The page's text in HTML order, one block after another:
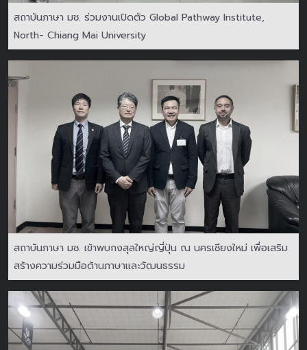
สถาบันภาษา มช. ร่วมงานเปิดตัว Global Pathway Institute,
North- Chiang Mai University
สถาบันภาษา มช. เข้าพบกงสุลใหญ่ญี่ปุ่น ณ นครเชียงใหม่ เพื่อเสริม
สร้างความร่วมมือด้านภาษาและวัฒนธรรม